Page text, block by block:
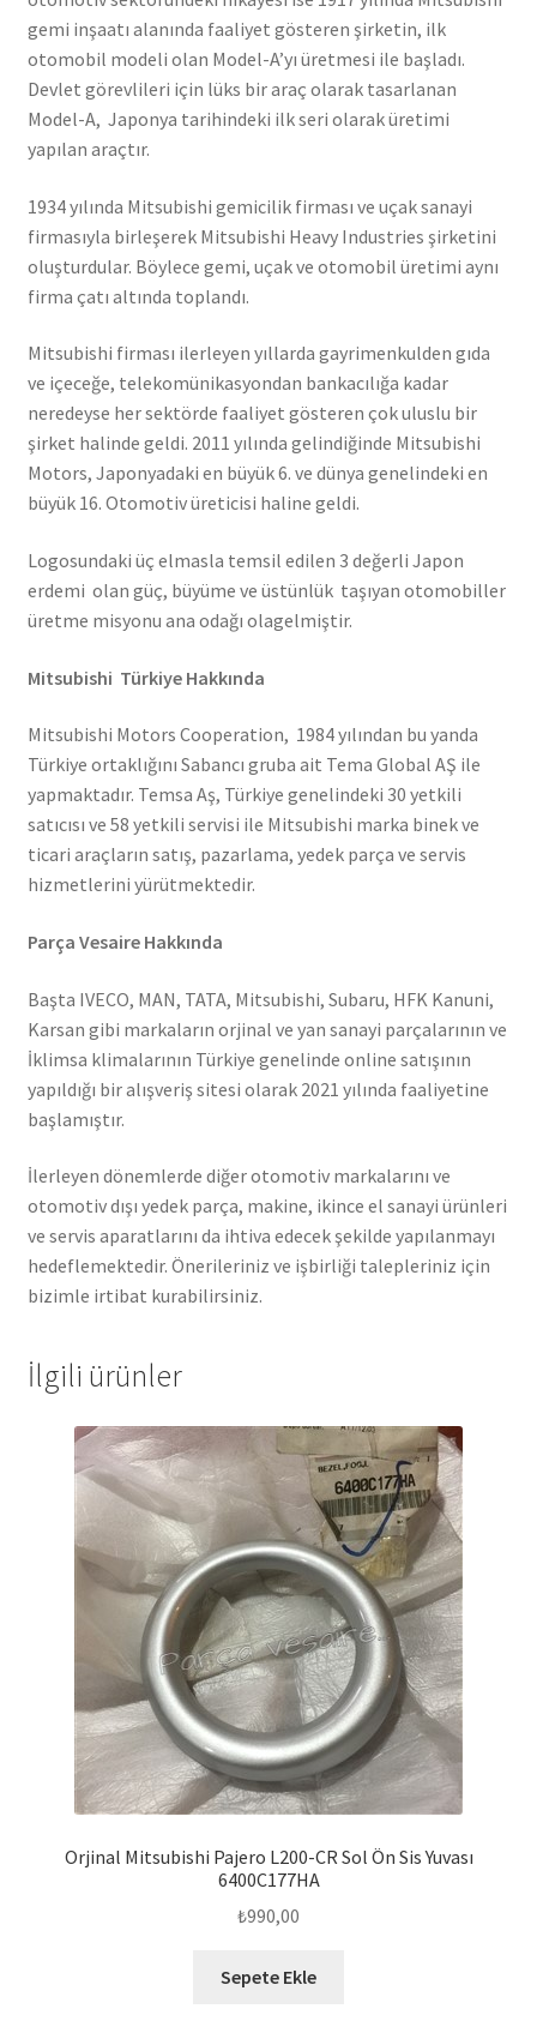
gemi inşaatı alanında faaliyet gösteren şirketin, ilk
otomobil modeli olan Model-A’yı üretmesi ile başladı.
Devlet görevlileri için lüks bir araç olarak tasarlanan
Model-A, Japonya tarihindeki ilk seri olarak üretimi
yapılan araçtır.
1934 yılında Mitsubishi gemicilik firması ve uçak sanayi
firmasıyla birleşerek Mitsubishi Heavy Industries şirketini
oluşturdular. Böylece gemi, uçak ve otomobil üretimi aynı
firma çatı altında toplandı.
Mitsubishi firması ilerleyen yıllarda gayrimenkulden gıda
ve içeceğe, telekomünikasyondan bankacılığa kadar
neredeyse her sektörde faaliyet gösteren çok uluslu bir
şirket halinde geldi. 2011 yılında gelindiğinde Mitsubishi
Motors, Japonyadaki en büyük 6. ve dünya genelindeki en
büyük 16. Otomotiv üreticisi haline geldi.
Logosundaki üç elmasla temsil edilen 3 değerli Japon
erdemi olan güç, büyüme ve üstünlük taşıyan otomobiller
üretme misyonu ana odağı olagelmiştir.
Mitsubishi Türkiye Hakkında
Mitsubishi Motors Cooperation, 1984 yılından bu yanda
Türkiye ortaklığını Sabancı gruba ait Tema Global AŞ ile
yapmaktadır. Temsa Aş, Türkiye genelindeki 30 yetkili
satıcısı ve 58 yetkili servisi ile Mitsubishi marka binek ve
ticari araçların satış, pazarlama, yedek parça ve servis
hizmetlerini yürütmektedir.
Parça Vesaire Hakkında
Başta IVECO, MAN, TATA, Mitsubishi, Subaru, HFK Kanuni,
Karsan gibi markaların orjinal ve yan sanayi parçalarının ve
İklimsa klimalarının Türkiye genelinde online satışının
yapıldığı bir alışveriş sitesi olarak 2021 yılında faaliyetine
başlamıştır.
İlerleyen dönemlerde diğer otomotiv markalarını ve
otomotiv dışı yedek parça, makine, ikince el sanayi ürünleri
ve servis aparatlarını da ihtiva edecek şekilde yapılanmayı
hedeflemektedir. Önerileriniz ve işbirliği talepleriniz için
bizimle irtibat kurabilirsiniz.
İlgili ürünler
Orjinal Mitsubishi Pajero L200-CR Sol Ön Sis Yuvası
6400C177HA
₺990,00
Sepete Ekle